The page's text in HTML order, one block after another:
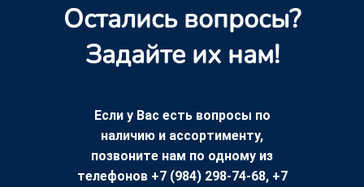
Остались вопросы?
Задайте их нам!
Если у Вас есть вопросы по
наличию и ассортименту,
позвоните нам по одному из
телефонов +7 (984) 298-74-68, +7